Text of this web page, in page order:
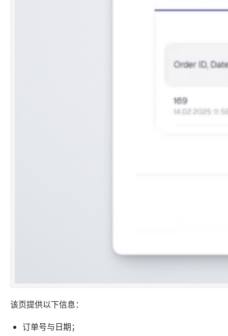
该页提供以下信息：
订单号与日期；